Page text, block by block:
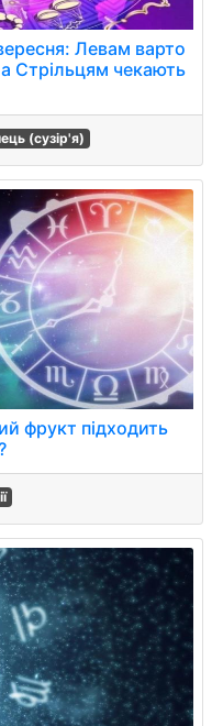
Левам варто
Стрільцям чекають
(сузір'я)
фрукт підходить